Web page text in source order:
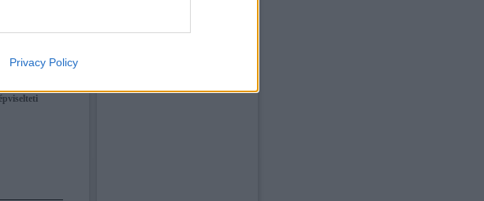
Privacy Policy